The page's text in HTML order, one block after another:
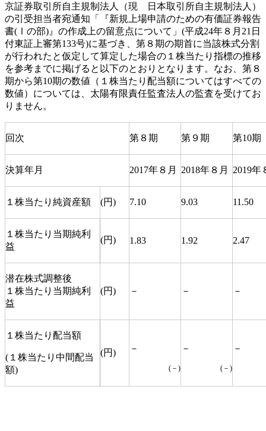
京証券取引所自主規制法人（現 日本取引所自主規制法人）
の引受担当者宛通知「『新規上場申請のための有価証券報告
書(Ⅰの部)』の作成上の留意点について」(平成24年８月21日
付東証上審第133号)に基づき、第８期の期首に当該株式分割
が行われたと仮定して算定した場合の１株当たり指標の推移
を参考までに掲げると以下のとおりとなります。なお、第８
期から第10期の数値（１株当たり配当額についてはすべての
数値）については、太陽有限責任監査法人の監査を受けてお
りません。
回次 第８期 第９期 第10期
決算年月 2017年８月 2018年８月 2019年
１株当たり純資産額 (円) 7.10 9.03 11.50
１株当たり当期純利
益
(円) 1.83 1.92 2.47
潜在株式調整後
１株当たり当期純利
益
(円) － － －
１株当たり配当額
(１株当たり中間配当
額)
(円) －
(－)
－
(－)
－